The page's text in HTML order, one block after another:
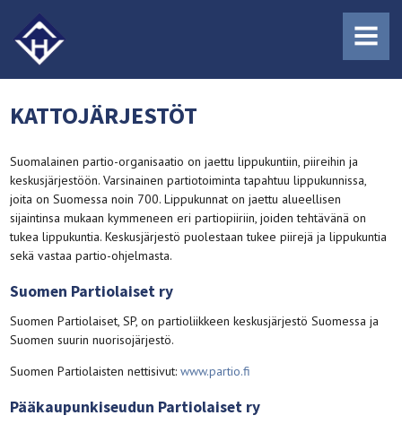
MENU
KATTOJÄRJESTÖT
Suomalainen partio-organisaatio on jaettu lippukuntiin, piireihin ja
keskusjärjestöön. Varsinainen partiotoiminta tapahtuu lippukunnissa,
joita on Suomessa noin 700. Lippukunnat on jaettu alueellisen
sijaintinsa mukaan kymmeneen eri partiopiiriin, joiden tehtävänä on
tukea lippukuntia. Keskusjärjestö puolestaan tukee piirejä ja lippukuntia
sekä vastaa partio-ohjelmasta.
Suomen Partiolaiset ry
Suomen Partiolaiset, SP, on partioliikkeen keskusjärjestö Suomessa ja
Suomen suurin nuorisojärjestö.
Suomen Partiolaisten nettisivut:www.partio.fi
Pääkaupunkiseudun Partiolaiset ry